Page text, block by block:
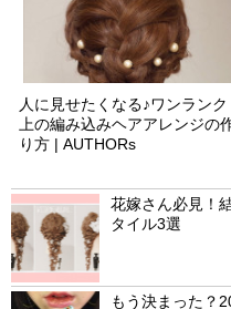
人に見せたくなる♪ワンランク
上の編み込みヘアアレンジの
り方 | AUTHORs
花嫁さん必見！
タイル3選
もう決まった？